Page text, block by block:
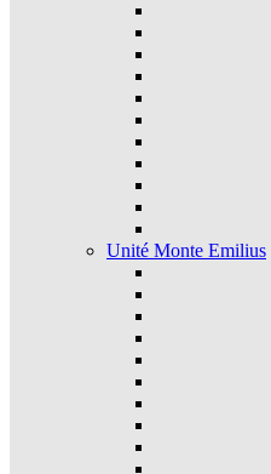
Unité Monte Emilius